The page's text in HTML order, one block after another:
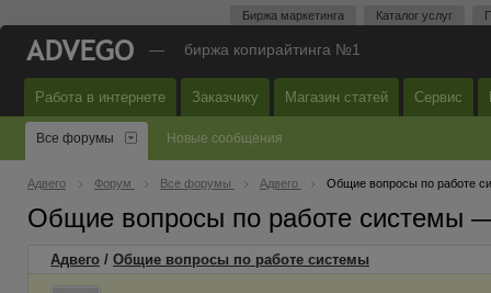
Биржа маркетинга Каталог услуг
— биржа копирайтинга №1
Работа в интернете Заказчику Магазин статей Сервис
Все форумы Новые сообщения
Адвего Форум Все форумы Адвего Общие вопросы по работе
Общие вопросы по работе системы
Адвего / Общие вопросы по работе системы